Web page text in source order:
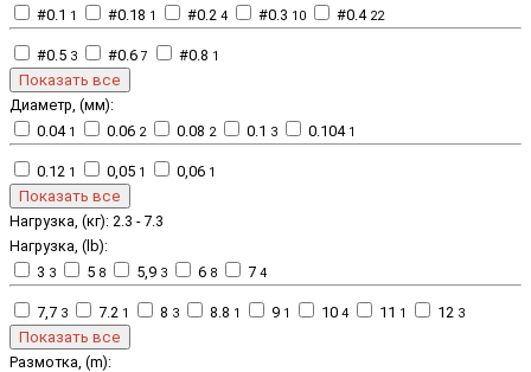
#0.1 1 #0.18 1 #0.2 4 #0.3 10 #0.4 22
#0.5 3 #0.6 7 #0.8 1
Показать все
Диаметр, (мм):
0.04 1 0.06 2 0.08 2 0.1 3 0.104 1
0.12 1 0,05 1 0,06 1
Показать все
Нагрузка, (кг): 2.3 - 7.3
Нагрузка, (lb):
3 3 5 8 5,9 3 6 8 7 4
7,7 3 7.2 1 8 3 8.8 1 9 1 10 4 11 1 12 3
Показать все
Размотка, (m):